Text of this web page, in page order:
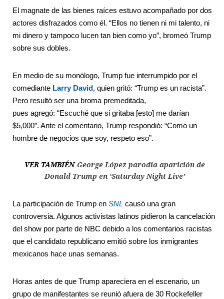
El magnate de las bienes raíces estuvo acompañado por dos
actores disfrazados como él. “Ellos no tienen ni mi talento, ni
mi dinero y tampoco lucen tan bien como yo”, bromeó Trump
sobre sus dobles.
En medio de su monólogo, Trump fue interrumpido por el
comediante Larry David, quien gritó: “Trump es un racista”.
Pero resultó ser una broma premeditada,
pues agregó: “Escuché que si gritaba [esto] me darían
$5,000”. Ante el comentario, Trump respondió: “Como un
hombre de negocios que soy, respeto eso”.
VER TAMBIÉN George López parodia aparición de
Donald Trump en ‘Saturday Night Live’
La participación de Trump en SNL causó una gran
controversia. Algunos activistas latinos pidieron la cancelación
del show por parte de NBC debido a los comentarios racistas
que el candidato republicano emitió sobre los inmigrantes
mexicanos hace unas semanas.
Horas antes de que Trump apareciera en el escenario, un
grupo de manifestantes se reunió afuera de 30 Rockefeller